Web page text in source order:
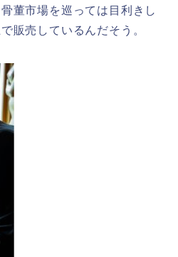
董市場を巡っては目利きし
販売しているんだそう。